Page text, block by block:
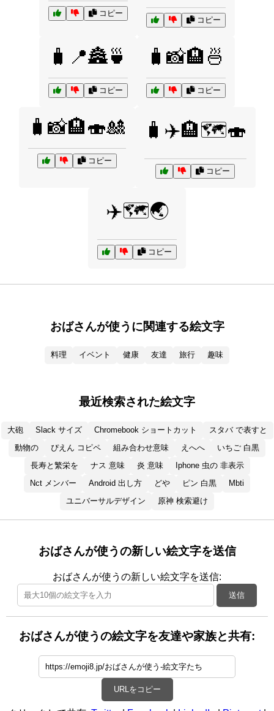
コピー
コピー
🧳📍🏯🍵
コピー
🧳📸🏨🍜
コピー
🧳📸🏨🍣🎎
コピー
🧳✈️🏨🗺️🍣
コピー
✈️🗺️🌏
コピー
おばさんが使うに関連する絵文字
料理 イベント 健康 友達 旅行 趣味
最近検索された絵文字
大砲 Slack サイズ Chromebook ショートカット
スタバ で表すと
動物の
ぴえん コピペ 組み合わせ意味 えへへ
いちご 白黒
長寿と繁栄を
ナス 意味 炎 意味
Iphone 虫の 非表示
Nct メンバー
Android 出し方 どや ピン 白黒
Mbti
ユニバーサルデザイン
原神 検索避け
おばさんが使うの新しい絵文字を送信
おばさんが使うの新しい絵文字を送信:
送信
おばさんが使うの絵文字を友達や家族と共有:
URLをコピー